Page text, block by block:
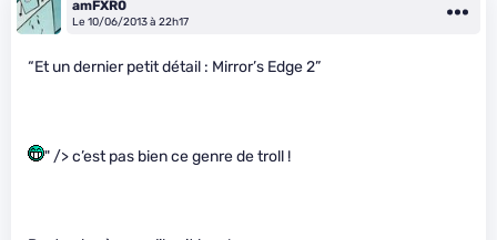
amFXR0
Le 10/06/2013 à 22h17
“Et un dernier petit détail : Mirror’s Edge 2”
" /> c’est pas bien ce genre de troll !